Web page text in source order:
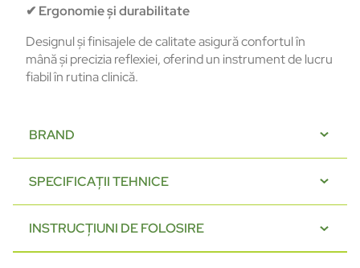
✔ Ergonomie și durabilitate
Designul și finisajele de calitate asigură confortul în
mână și precizia reflexiei, oferind un instrument de lucru
fiabil în rutina clinică.
BRAND
SPECIFICAȚII TEHNICE
INSTRUCȚIUNI DE FOLOSIRE